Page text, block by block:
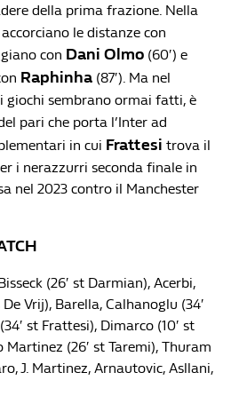
della prima frazione. Nella
le distanze con
con Dani Olmo (60′) e
Raphinha (87′). Ma nel
i giochi sembrano ormai fatti, è
pari che porta l’Inter ad
in cui Frattesi trova il
i nerazzurri seconda finale in
nel 2023 contro il Manchester
(26′ st Darmian), Acerbi,
Vrij), Barella, Calhanoglu (34′
st Frattesi), Dimarco (10′ st
(26′ st Taremi), Thuram
J. Martinez, Arnautovic, Asllani,